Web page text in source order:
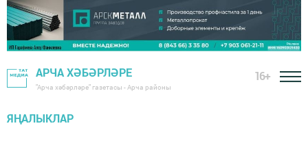
АРЧА ХӘБӘРЛӘРЕ
"Арча хәбәрләре" газетасы - Арча районы
16+
ЯҢАЛЫКЛАР